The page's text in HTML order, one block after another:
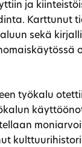
ja
Karttunut
sekä
työkalu